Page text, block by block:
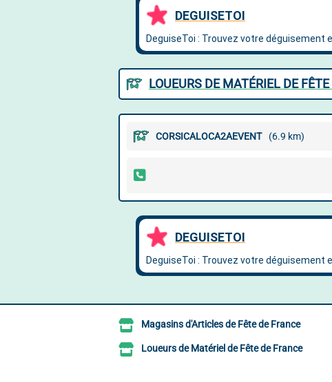
LOUEURS DE MATÉRIEL DE
CORSICALOCA2AEVENT (6.9 km)
Magasins d'Articles de Fête de France
Loueurs de Matériel de Fête de France